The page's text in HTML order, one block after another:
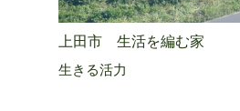
上田市 生活を編む家
生きる活力